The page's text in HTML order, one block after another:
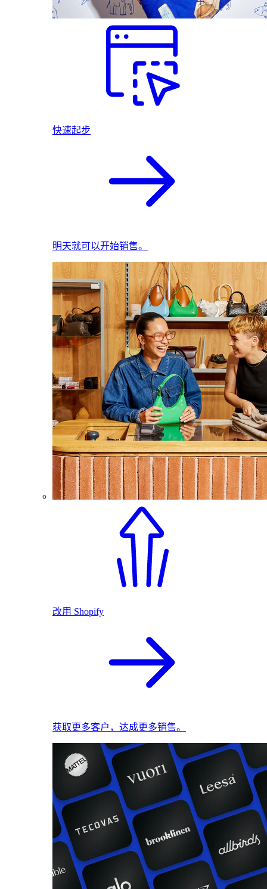
快速起步
明天就可以开始销售。
改用 Shopify
获取更多客户，达成更多销售。